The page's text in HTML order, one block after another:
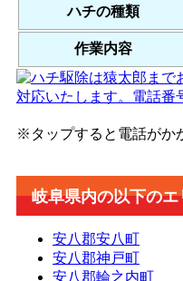
ハチの種類
作業内容
※タップすると電話がか
岐阜県内の以下の
安八郡安八町
安八郡神戸町
安八郡輪之内町